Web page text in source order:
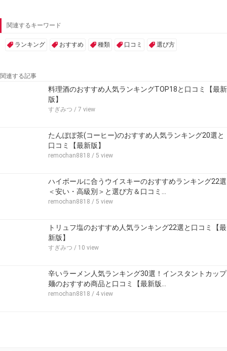
関連するキーワード
ランキング おすすめ 種類 口コミ 選び方
関連する記事
料理酒のおすすめ人気ランキングTOP18と口コミ【最新
版】
すぎみつ / 7 view
たんぽぽ茶(コーヒー)のおすすめ人気ランキング20選と
口コミ【最新版】
remochan8818 / 5 view
ハイボールに合うウイスキーのおすすめランキング22選
＜安い・高級別＞と選び方＆口コミ…
remochan8818 / 5 view
トリュフ塩のおすすめ人気ランキング22選と口コミ【最
新版】
すぎみつ / 10 view
辛いラーメン人気ランキング30選！インスタントカップ
麺のおすすめ商品と口コミ【最新版…
remochan8818 / 4 view